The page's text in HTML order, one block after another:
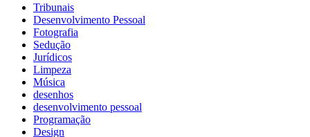
Tribunais
Desenvolvimento Pessoal
Fotografia
Sedução
Jurídicos
Limpeza
Música
desenhos
desenvolvimento pessoal
Programação
Design